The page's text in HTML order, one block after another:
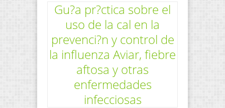
Gu?a pr?ctica sobre el
uso de la cal en la
prevenci?n y control de
la influenza Aviar, fiebre
aftosa y otras
enfermedades
infecciosas